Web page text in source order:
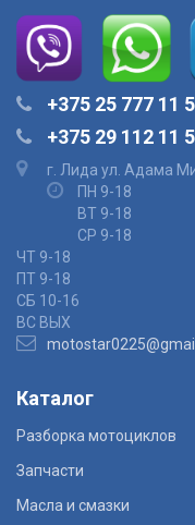
+375 25 777 11
+375 29 112 11
г. Лида ул. Адама
ПН 9-18
ВТ 9-18
СР 9-18
ЧТ 9-18
ПТ 9-18
СБ 10-16
ВС ВЫХ
Каталог
Разборка мотоциклов
Запчасти
Масла и смазки